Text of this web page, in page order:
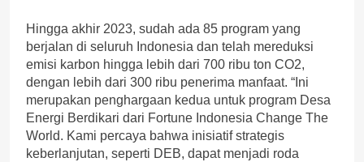
Hingga akhir 2023, sudah ada 85 program yang
berjalan di seluruh Indonesia dan telah mereduksi
emisi karbon hingga lebih dari 700 ribu ton CO2,
dengan lebih dari 300 ribu penerima manfaat. “Ini
merupakan penghargaan kedua untuk program Desa
Energi Berdikari dari Fortune Indonesia Change The
World. Kami percaya bahwa inisiatif strategis
keberlanjutan, seperti DEB, dapat menjadi roda